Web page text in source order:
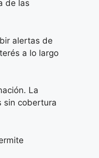
de las
alertas de
a lo largo
La
sin cobertura